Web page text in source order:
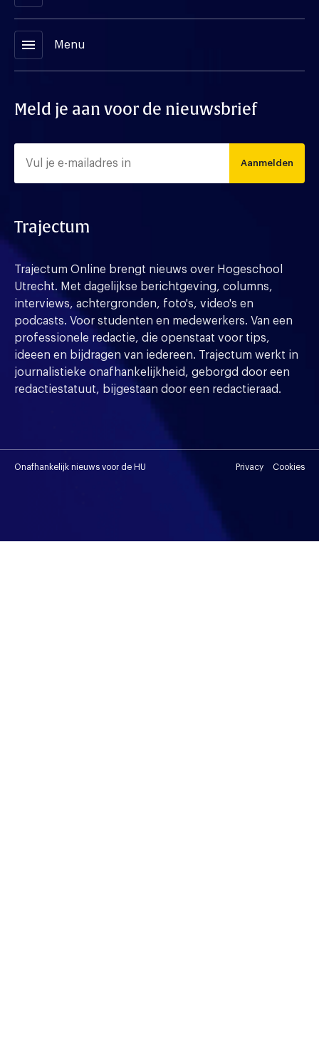
menu Menu
Meld je aan voor de nieuwsbrief
Aanmelden
Trajectum
Trajectum Online brengt nieuws over Hogeschool
Utrecht. Met dagelijkse berichtgeving, columns,
interviews, achtergronden, foto's, video's en
podcasts. Voor studenten en medewerkers. Van een
professionele redactie, die openstaat voor tips,
ideeen en bijdragen van iedereen. Trajectum werkt in
journalistieke onafhankelijkheid, geborgd door een
redactiestatuut, bijgestaan door een redactieraad.
Onafhankelijk nieuws voor de HU Privacy Cookies